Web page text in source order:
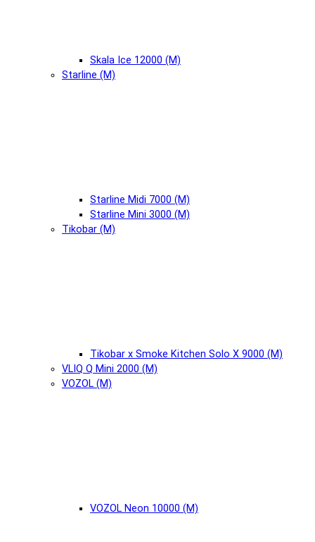
Skala Ice 12000 (М)
Starline (М)
Starline Midi 7000 (М)
Starline Mini 3000 (М)
Tikobar (М)
Tikobar x Smoke Kitchen Solo X 9000 (М)
VLIQ Q Mini 2000 (М)
VOZOL (М)
VOZOL Neon 10000 (М)